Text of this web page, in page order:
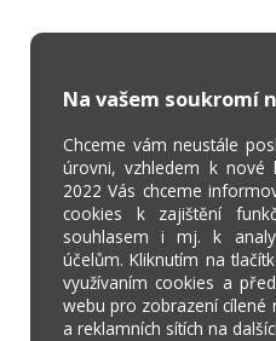
Na vašem soukromí
Chceme vám neustále
úrovni, vzhledem k nové
2022 Vás chceme
cookies k zajištění
souhlasem i mj. k
účelům. Kliknutím na
využívaním cookies a
webu pro zobrazení cílené
a reklamních sítích na